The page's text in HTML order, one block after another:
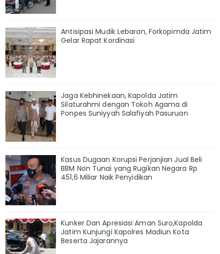
Antisipasi Mudik Lebaran, Forkopimda Jatim
Gelar Rapat Kordinasi
Jaga Kebhinekaan, Kapolda Jatim
Silaturahmi dengan Tokoh Agama di
Ponpes Suniyyah Salafiyah Pasuruan
Kasus Dugaan Korupsi Perjanjian Jual Beli
BBM Non Tunai yang Rugikan Negara Rp
451,6 Miliar Naik Penyidikan
Kunker Dan Apresiasi Aman Suro,Kapolda
Jatim Kunjungi Kapolres Madiun Kota
Beserta Jajarannya